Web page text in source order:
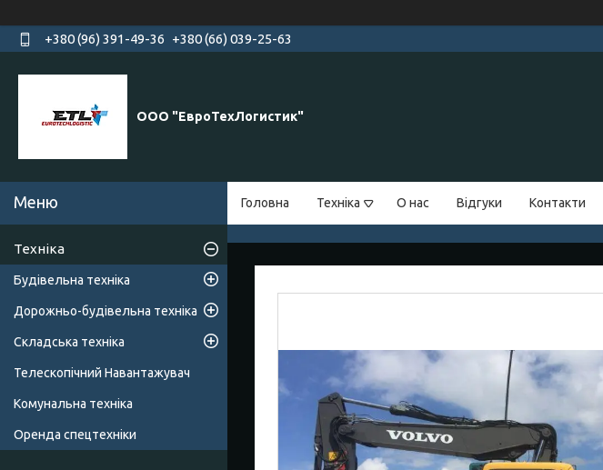
+380 (96) 391-49-36 +380 (66) 039-25-63
ООО "ЕвроТехЛогистик"
Головна Техніка О нас Відгуки Контакти
Техніка
Будівельна техніка
Дорожньо-будівельна техніка
Складська техніка
Телескопічний Навантажувач
Комунальна техніка
Оренда спецтехніки